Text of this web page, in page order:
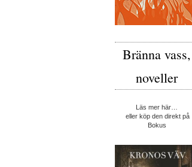
Bränna vass,
noveller
Läs mer här…
eller köp den direkt på
Bokus